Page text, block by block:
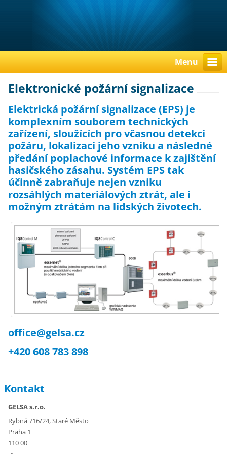
Menu
Elektronické požární signalizace
Elektrická požární signalizace (EPS) je
komplexním souborem technických
zařízení, sloužících pro včasnou detekci
požáru, lokalizaci jeho vzniku a následné
předání poplachové informace k zajištění
hasičského zásahu. Systém EPS tak
účinně zabraňuje nejen vzniku
rozsáhlých materiálových ztrát, ale i
možným ztrátám na lidských životech.
office@gelsa.cz
+420 608 783 898
Kontakt
GELSA s.r.o.
Rybná 716/24, Staré Město
Praha 1
110 00